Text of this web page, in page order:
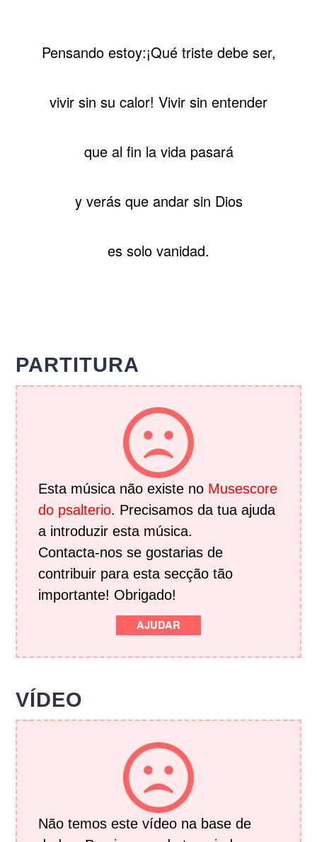
Pensando estoy:¡Qué triste debe ser,
vivir sin su calor! Vivir sin entender
que al fin la vida pasará
y verás que andar sin Dios
es solo vanidad.
PARTITURA
Esta música não existe no Musescore
do psalterio. Precisamos da tua ajuda
a introduzir esta música.
Contacta-nos se gostarias de
contribuir para esta secção tão
importante! Obrigado!
AJUDAR
VÍDEO
Não temos este vídeo na base de